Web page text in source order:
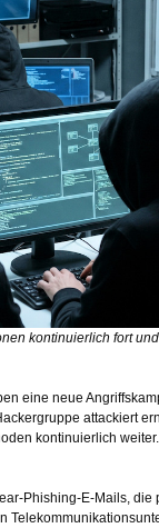
kontinuierlich fort
eine neue
attackiert
kontinuierlich
Phishing-E-Mails,